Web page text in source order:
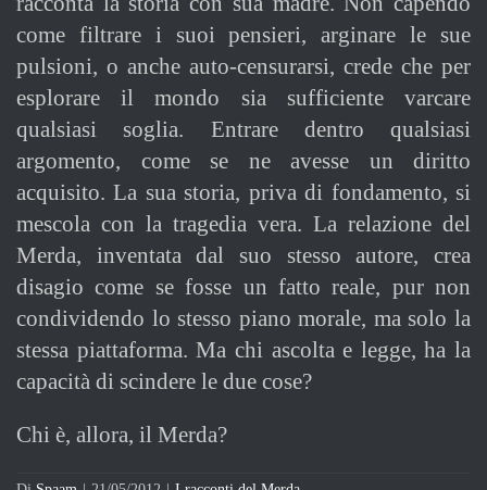
come filtrare i suoi pensieri, arginare le sue
pulsioni, o anche auto-censurarsi, crede che per
esplorare il mondo sia sufficiente varcare
qualsiasi soglia. Entrare dentro qualsiasi
argomento, come se ne avesse un diritto
acquisito. La sua storia, priva di fondamento, si
mescola con la tragedia vera. La relazione del
Merda, inventata dal suo stesso autore, crea
disagio come se fosse un fatto reale, pur non
condividendo lo stesso piano morale, ma solo la
stessa piattaforma. Ma chi ascolta e legge, ha la
capacità di scindere le due cose?
Chi è, allora, il Merda?